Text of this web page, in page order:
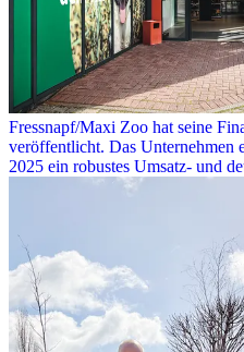
Fressnapf/Maxi Zoo hat seine
veröffentlicht. Das Unternehmen
2025 ein robustes Umsatz- und